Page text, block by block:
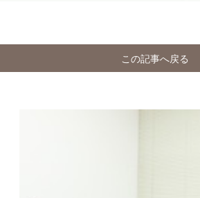
この記事へ戻る